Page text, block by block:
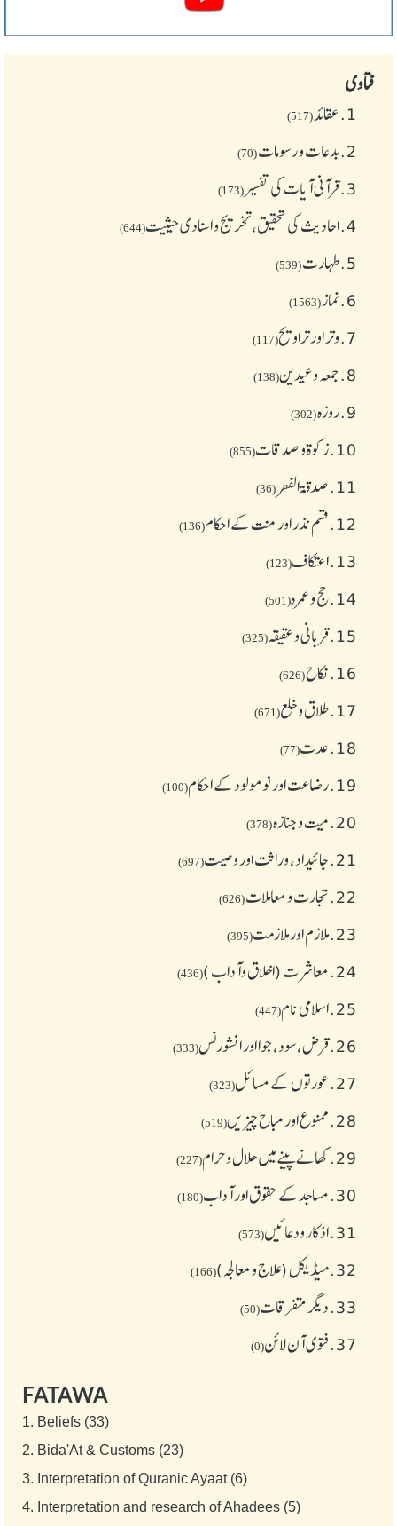
فتاوی
1. عقائد(517)
2. بدعات و رسومات(70)
3. قرآنی آیات کی تفسیر(173)
4. احادیث کی تحقیق، تخریج و اسنادی حیثیت(644)
5. طهارت(539)
6. نماز(1563)
7. وتر اور تراویح(117)
8. جمعہ وعیدین(138)
9. روزہ(302)
10. زکوة و صدقات(855)
11. صدقۃ الفطر (36)
12. قسم نذر اور منت کے احکام(136)
13. اعتکاف(123)
14. حج و عمرہ(501)
15. قربانی و عقیقہ(325)
16. نکاح(626)
17. طلاق و خلع(671)
18. عدت(77)
19. رضاعت اور نومولود کے احکام(100)
20. میت و جنازہ(378)
21. جائیداد، وراثت اور وصیت(697)
22. تجارت و معاملات(626)
23. ملازم اور ملازمت(395)
24. معاشرت (اخلاق وآداب )(436)
25. اسلامی نام(447)
26. قرض،سود، جوا اور انشورنس(333)
27. عورتوں کے مسائل(323)
28. ممنوع اور مباح چیز یں(519)
29. کھانے پینے میں حلال و حرام(227)
30. مساجد کے حقوق اور آداب(180)
31. اذکار ودعائیں(573)
32. میڈیکل (علاج و معالجہ)(166)
33. دیگر متفرقات(50)
37. فتوی آن لائن(0)
FATAWA
1. Beliefs (33)
2. Bida'At & Customs (23)
3. Interpretation of Quranic Ayaat (6)
4. Interpretation and research of Ahadees (5)